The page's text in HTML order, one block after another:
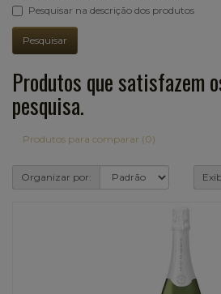
Pesquisar na descrição dos produtos
Produtos que satisfazem
pesquisa.
Produtos para comparar (0)
Organizar por: